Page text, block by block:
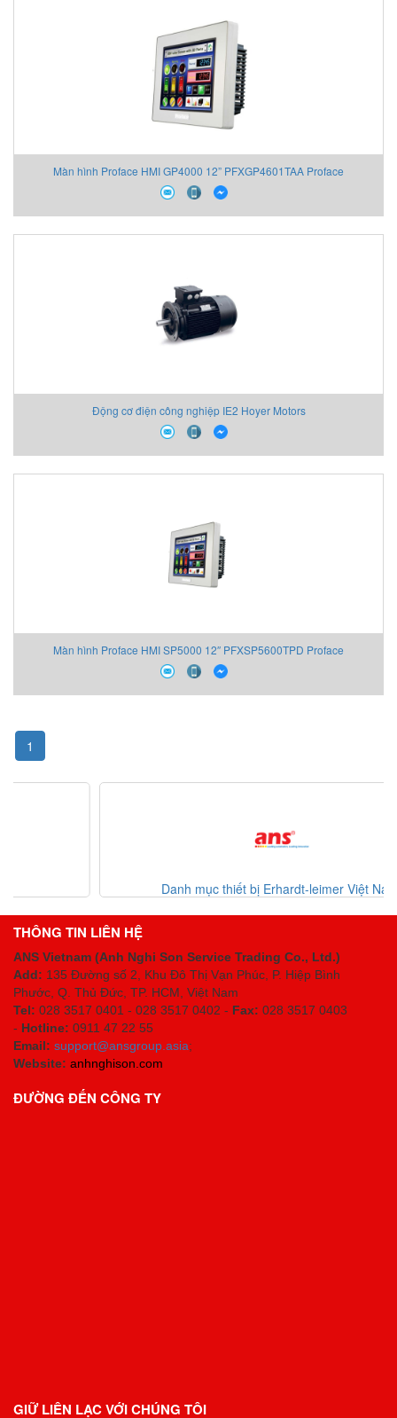
Màn hình Proface HMI GP4000 12” PFXGP4601TAA Proface
Động cơ điện công nghiệp IE2 Hoyer Motors
Màn hình Proface HMI SP5000 12″ PFXSP5600TPD Proface
1
Danh mục thiết bị Erhardt-leimer Việt Nam
THÔNG TIN LIÊN HỆ
ANS Vietnam (Anh Nghi Son Service Trading Co., Ltd.)
Add: 135 Đường số 2, Khu Đô Thị Vạn Phúc, P. Hiệp Bình
Phước, Q. Thủ Đức, TP. HCM , Việt Nam
Tel: 028 3517 0401 - 028 3517 0402 - Fax: 028 3517 0403
- Hotline: 0911 47 22 55
Email: support@ansgroup.asia;
Website: anhnghison.com
ĐƯỜNG ĐẾN CÔNG TY
GIỮ LIÊN LẠC VỚI CHÚNG TÔI